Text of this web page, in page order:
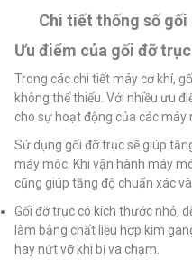
Chi tiết thống số gối
Ưu điểm của gối đỡ
Trong các chi tiết máy cơ khí,
không thể thiếu. Với nhiều ưu
cho sự hoạt động của các máy
Sử dụng gối đỡ trục sẽ giúp
máy móc. Khi vận hành máy
cũng giúp tăng độ chuẩn xác
Gối đỡ trục có kích thước nhỏ,
làm bằng chất liệu hợp kim
hay nứt vỡ khi bị va chạm.